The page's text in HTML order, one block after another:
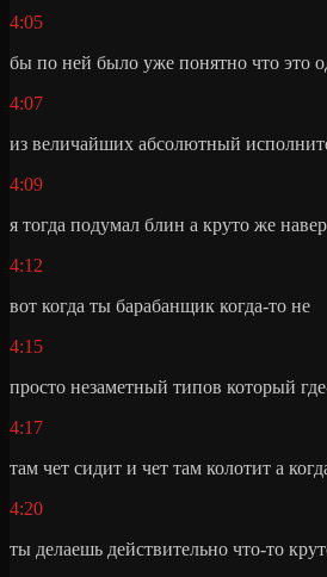
4:05
бы по ней было уже понятно что это
4:07
из величайших абсолютный
4:09
я тогда подумал блин а круто же
4:12
вот когда ты барабанщик когда-то не
4:15
просто незаметный типов который
4:17
там чет сидит и чет там колотит а
4:20
ты делаешь действительно что-то